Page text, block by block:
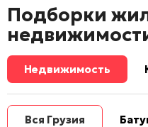
Подборки
Недвижимость
Вся Грузия